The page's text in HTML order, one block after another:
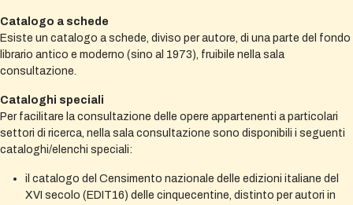
Catalogo a schede
Esiste un catalogo a schede, diviso per autore, di una parte del fondo
librario antico e moderno (sino al 1973), fruibile nella sala
consultazione.
Cataloghi speciali
Per facilitare la consultazione delle opere appartenenti a particolari
settori di ricerca, nella sala consultazione sono disponibili i seguenti
cataloghi/elenchi speciali:
il catalogo del Censimento nazionale delle edizioni italiane del
XVI secolo (EDIT16) delle cinquecentine, distinto per autori in